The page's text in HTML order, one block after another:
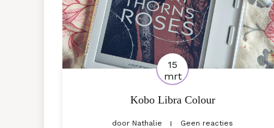
15
mrt
Kobo Libra Colour
door Nathalie Geen reacties